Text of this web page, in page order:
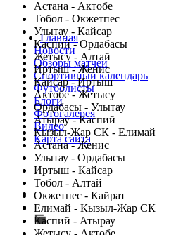
Астана - Актобе
Тобол - Окжетпес
Улытау - Кайсар
Каспий - Ордабасы
Жетысу - Алтай
Иртыш - Женис
Кайсар - Иртыш
Актобе - Жетысу
Ордабасы - Улытау
Атырау - Каспий
Кызыл-Жар СК - Елимай
Астана - Женис
Улытау - Ордабасы
Иртыш - Кайсар
Тобол - Алтай
Окжетпес - Кайрат
Елимай - Кызыл-Жар СК
Каспий - Атырау
Главная
Новости
Обзоры матчей
Спортивный календарь
Футболисты
Блоги
Фотогалерея
Видео
Карта сайта
Есть идея?
Сообщить о мероприятии
Перейти на старый сайт